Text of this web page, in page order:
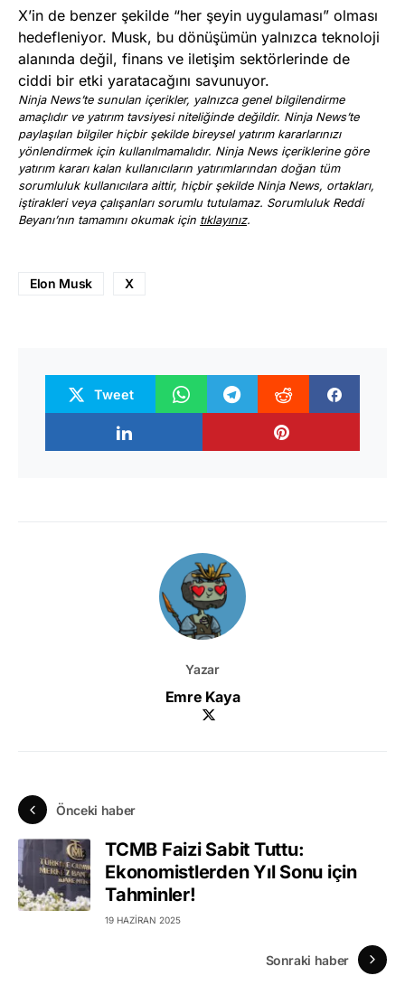
X’in de benzer şekilde “her şeyin uygulaması” olması
hedefleniyor. Musk, bu dönüşümün yalnızca teknoloji
alanında değil, finans ve iletişim sektörlerinde de
ciddi bir etki yaratacağını savunuyor.
Ninja News’te sunulan içerikler, yalnızca genel bilgilendirme
amaçlıdır ve yatırım tavsiyesi niteliğinde değildir. Ninja News’te
paylaşılan bilgiler hiçbir şekilde bireysel yatırım kararlarınızı
yönlendirmek için kullanılmamalıdır. Ninja News içeriklerine göre
yatırım kararı kalan kullanıcıların yatırımlarından doğan tüm
sorumluluk kullanıcılara aittir, hiçbir şekilde Ninja News, ortakları,
iştirakleri veya çalışanları sorumlu tutulamaz. Sorumluluk Reddi
Beyanı’nın tamamını okumak için tıklayınız.
Elon Musk X
Tweet
Yazar
Emre Kaya
Önceki haber
TCMB Faizi Sabit Tuttu:
Ekonomistlerden Yıl Sonu için
Tahminler!
19 HAZIRAN 2025
Sonraki haber